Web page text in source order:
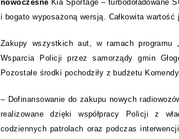
nowoczesne Kia Sportage – turbodoładowane
i bogato wyposażoną wersją. Całkowita
Zakupy wszystkich aut, w ramach programu
Wsparcia Policji przez samorządy gmin
Pozostałe środki pochodziły z budżetu
– Dofinansowanie do zakupu nowych
realizowane dzięki współpracy Policji z
codziennych patrolach oraz podczas